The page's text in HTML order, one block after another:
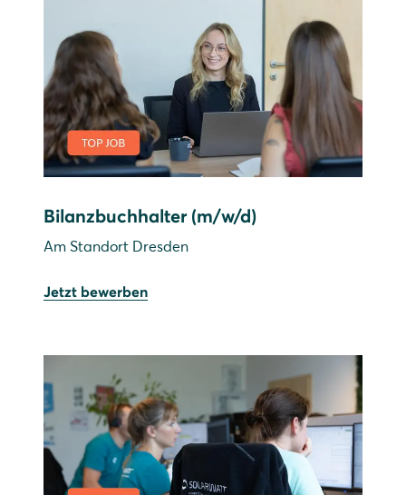
Bilanzbuchhalter (m/w/d)
Am Standort Dresden
Jetzt bewerben